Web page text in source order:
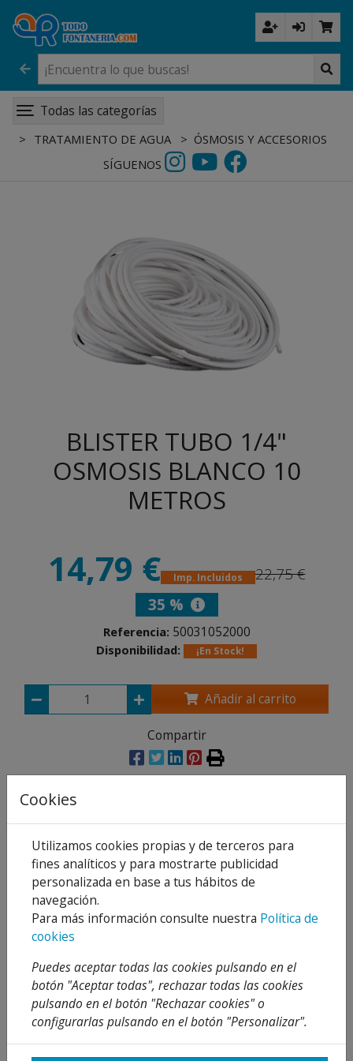
Todas las categorías
TRATAMIENTO DE AGUA
ÓSMOSIS Y ACCESORIOS
SÍGUENOS
BLISTER TUBO 1/4"
OSMOSIS BLANCO 10
METROS
14,79 € Imp. Incluidos
22,75 €
35 %
Referencia: 50031052000
Disponibilidad: ¡En Stock!
Añadir al carrito
Compartir
Descripción
Detalles
Adjuntos
Opiniones
inversa y purificadores de agua.
Buena flexibilidad, fácil de instalar
El sellado es bueno, no gotea
Ajuste a todo tipo de diámetro exterior con
1/4 de pulgada
Cookies
Utilizamos cookies propias y de terceros para
fines analíticos y para mostrarte publicidad
personalizada en base a tus hábitos de
navegación.
Para más información consulte nuestra Política de
cookies
Puedes aceptar todas las cookies pulsando en el
botón "Aceptar todas", rechazar todas las cookies
pulsando en el botón "Rechazar cookies" o
configurarlas pulsando en el botón "Personalizar".